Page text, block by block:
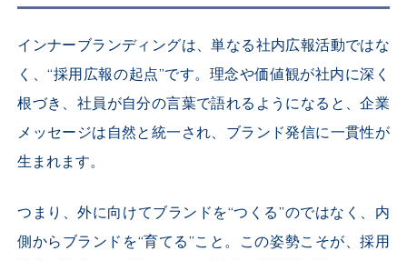
インナーブランディングは、単なる社内広報活動ではな
く、“採用広報の起点”です。理念や価値観が社内に深く
根づき、社員が自分の言葉で語れるようになると、企業
メッセージは自然と統一され、ブランド発信に一貫性が
生まれます。
つまり、外に向けてブランドを“つくる”のではなく、内
側からブランドを“育てる”こと。この姿勢こそが、採用